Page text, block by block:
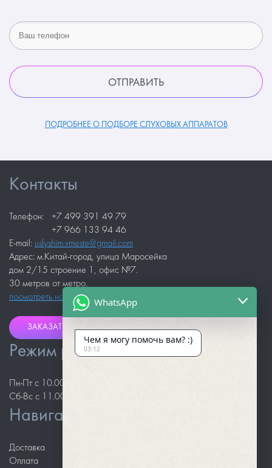
ПОДРОБНЕЕ О ПОДБОРЕ СЛУХОВЫХ АППАРАТОВ
Контакты
Телефон:
+7 499 391 49 79
+7 966 133 94 46
E-mail: uslyshim.vmeste@gmail.com
Адрес: м.Китай-город, улица Маросейка
дом 2/15 строение 1, офис №7.
30 метров от метро.
посмотреть на карте
ЗАКАЗАТЬ ЗВОНОК
Режим работы
Пн-Пт с 10.00 до 18.00
Сб-Вс с 11.00 до 18.00
Навигация
Доставка
Оплата
WhatsApp
Чем я могу помочь вам? :)
03:12